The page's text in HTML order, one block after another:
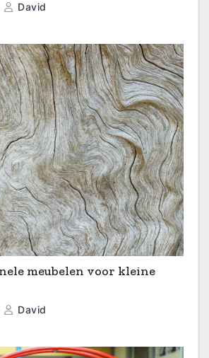
David
meubelen voor kleine
David